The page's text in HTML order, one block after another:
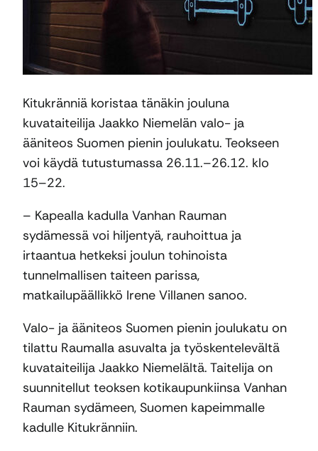
Kitukränniä koristaa tänäkin jouluna
kuvataiteilija Jaakko Niemelän valo- ja
ääniteos Suomen pienin joulukatu. Teokseen
voi käydä tutustumassa 26.11.–26.12. klo
15–22.
– Kapealla kadulla Vanhan Rauman
sydämessä voi hiljentyä, rauhoittua ja
irtaantua hetkeksi joulun tohinoista
tunnelmallisen taiteen parissa,
matkailupäällikkö Irene Villanen sanoo.
Valo- ja ääniteos Suomen pienin joulukatu on
tilattu Raumalla asuvalta ja työskentelevältä
kuvataiteilija Jaakko Niemelältä. Taitelija on
suunnitellut teoksen kotikaupunkiinsa Vanhan
Rauman sydämeen, Suomen kapeimmalle
kadulle Kitukränniin.